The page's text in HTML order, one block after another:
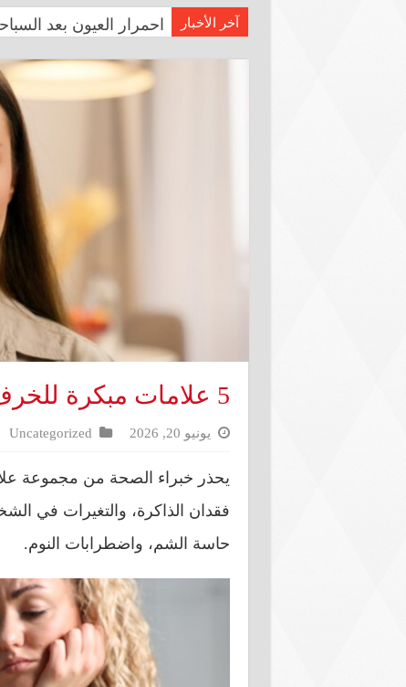
آخر الأخبار احمرار العيون بعد
المعموري تشارك في احتفال
5 علامات مبكرة للخرف.. إحداها طريقة قيادة السيارة
يونيو 20, 2026 Uncategorized
يحذر خبراء الصحة من مجموعة
فقدان الذاكرة، والتغيرات في
حاسة الشم، واضطرابات النوم.